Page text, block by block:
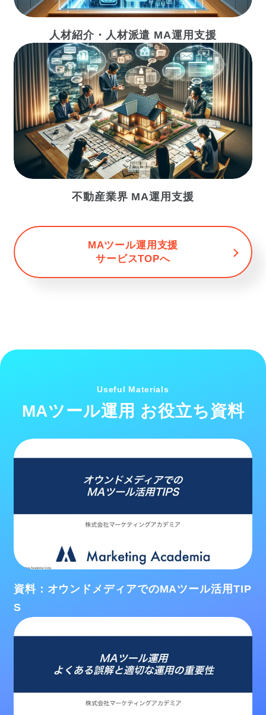
人材紹介・人材派遣 MA運用支援
不動産業界 MA運用支援
MAツール運用支援
サービスTOPへ
Useful Materials
MAツール運用 お役立ち資料
資料：オウンドメディアでのMAツール活用TIP
S